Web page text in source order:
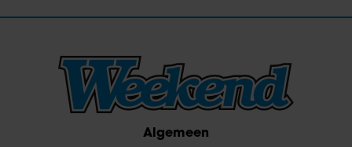
Algemeen